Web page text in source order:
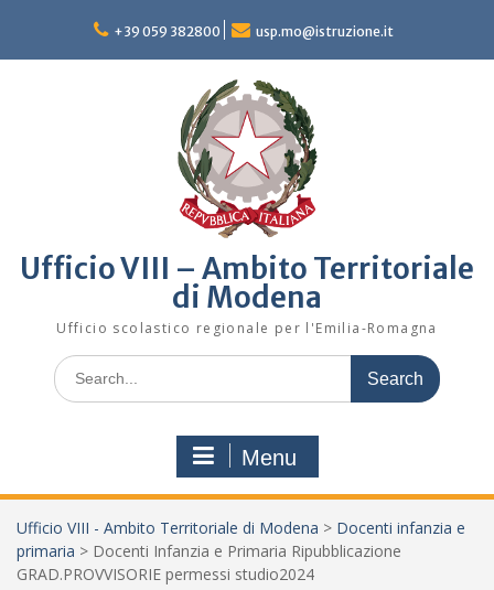
content
+39 059 382800 usp.mo@istruzione.it
Ufficio VIII – Ambito Territoriale
di Modena
Ufficio scolastico regionale per l'Emilia-Romagna
Search
for:
Menu
Ufficio VIII - Ambito Territoriale di Modena > Docenti infanzia e
primaria > Docenti Infanzia e Primaria Ripubblicazione
GRAD.PROVVISORIE permessi studio2024